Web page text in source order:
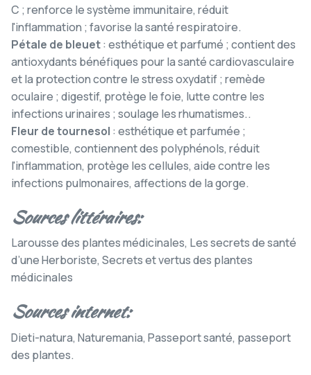
C ; renforce le système immunitaire, réduit
l'inflammation ; favorise la santé respiratoire.
Pétale de bleuet: esthétique et parfumé ; contient des
antioxydants bénéfiques pour la santé cardiovasculaire
et la protection contre le stress oxydatif ; remède
oculaire ; digestif, protège le foie, lutte contre les
infections urinaires ; soulage les rhumatismes..
Fleur de tournesol : esthétique et parfumée ;
comestible, contiennent des polyphénols, réduit
l'inflammation, protège les cellules, aide contre les
infections pulmonaires, affections de la gorge.
Sources littéraires:
Larousse des plantes médicinales, Les secrets de santé
d’une Herboriste, Secrets et vertus des plantes
médicinales
Sources internet:
Dieti-natura, Naturemania, Passeport santé, passeport
des plantes.